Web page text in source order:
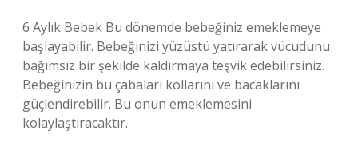
6 Aylık Bebek Bu dönemde bebeğiniz emeklemeye
başlayabilir. Bebeğinizi yüzüstü yatırarak vücudunu
bağımsız bir şekilde kaldırmaya teşvik edebilirsiniz.
Bebeğinizin bu çabaları kollarını ve bacaklarını
güçlendirebilir. Bu onun emeklemesini
kolaylaştıracaktır.